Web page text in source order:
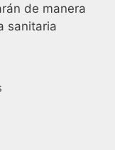
de manera
sanitaria